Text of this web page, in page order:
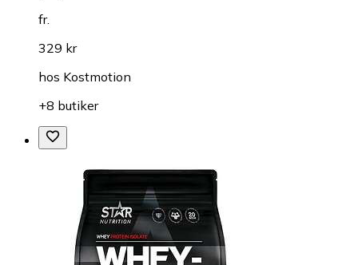
fr.
329 kr
hos Kostmotion
+8 butiker